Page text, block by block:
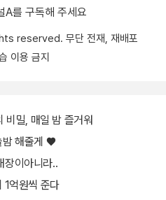
A를 구독해 주세요
reserved. 무단 전재, 재배포
이용 금지